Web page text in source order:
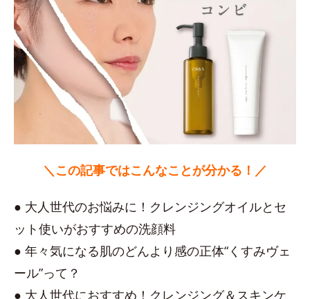
＼この記事ではこんなことが分かる！／
● 大人世代のお悩みに！クレンジングオイルとセ
ット使いがおすすめの洗顔料
● 年々気になる肌のどんより感の正体“くすみヴェ
ール”って？
● 大人世代におすすめ！クレンジング＆スキンケ